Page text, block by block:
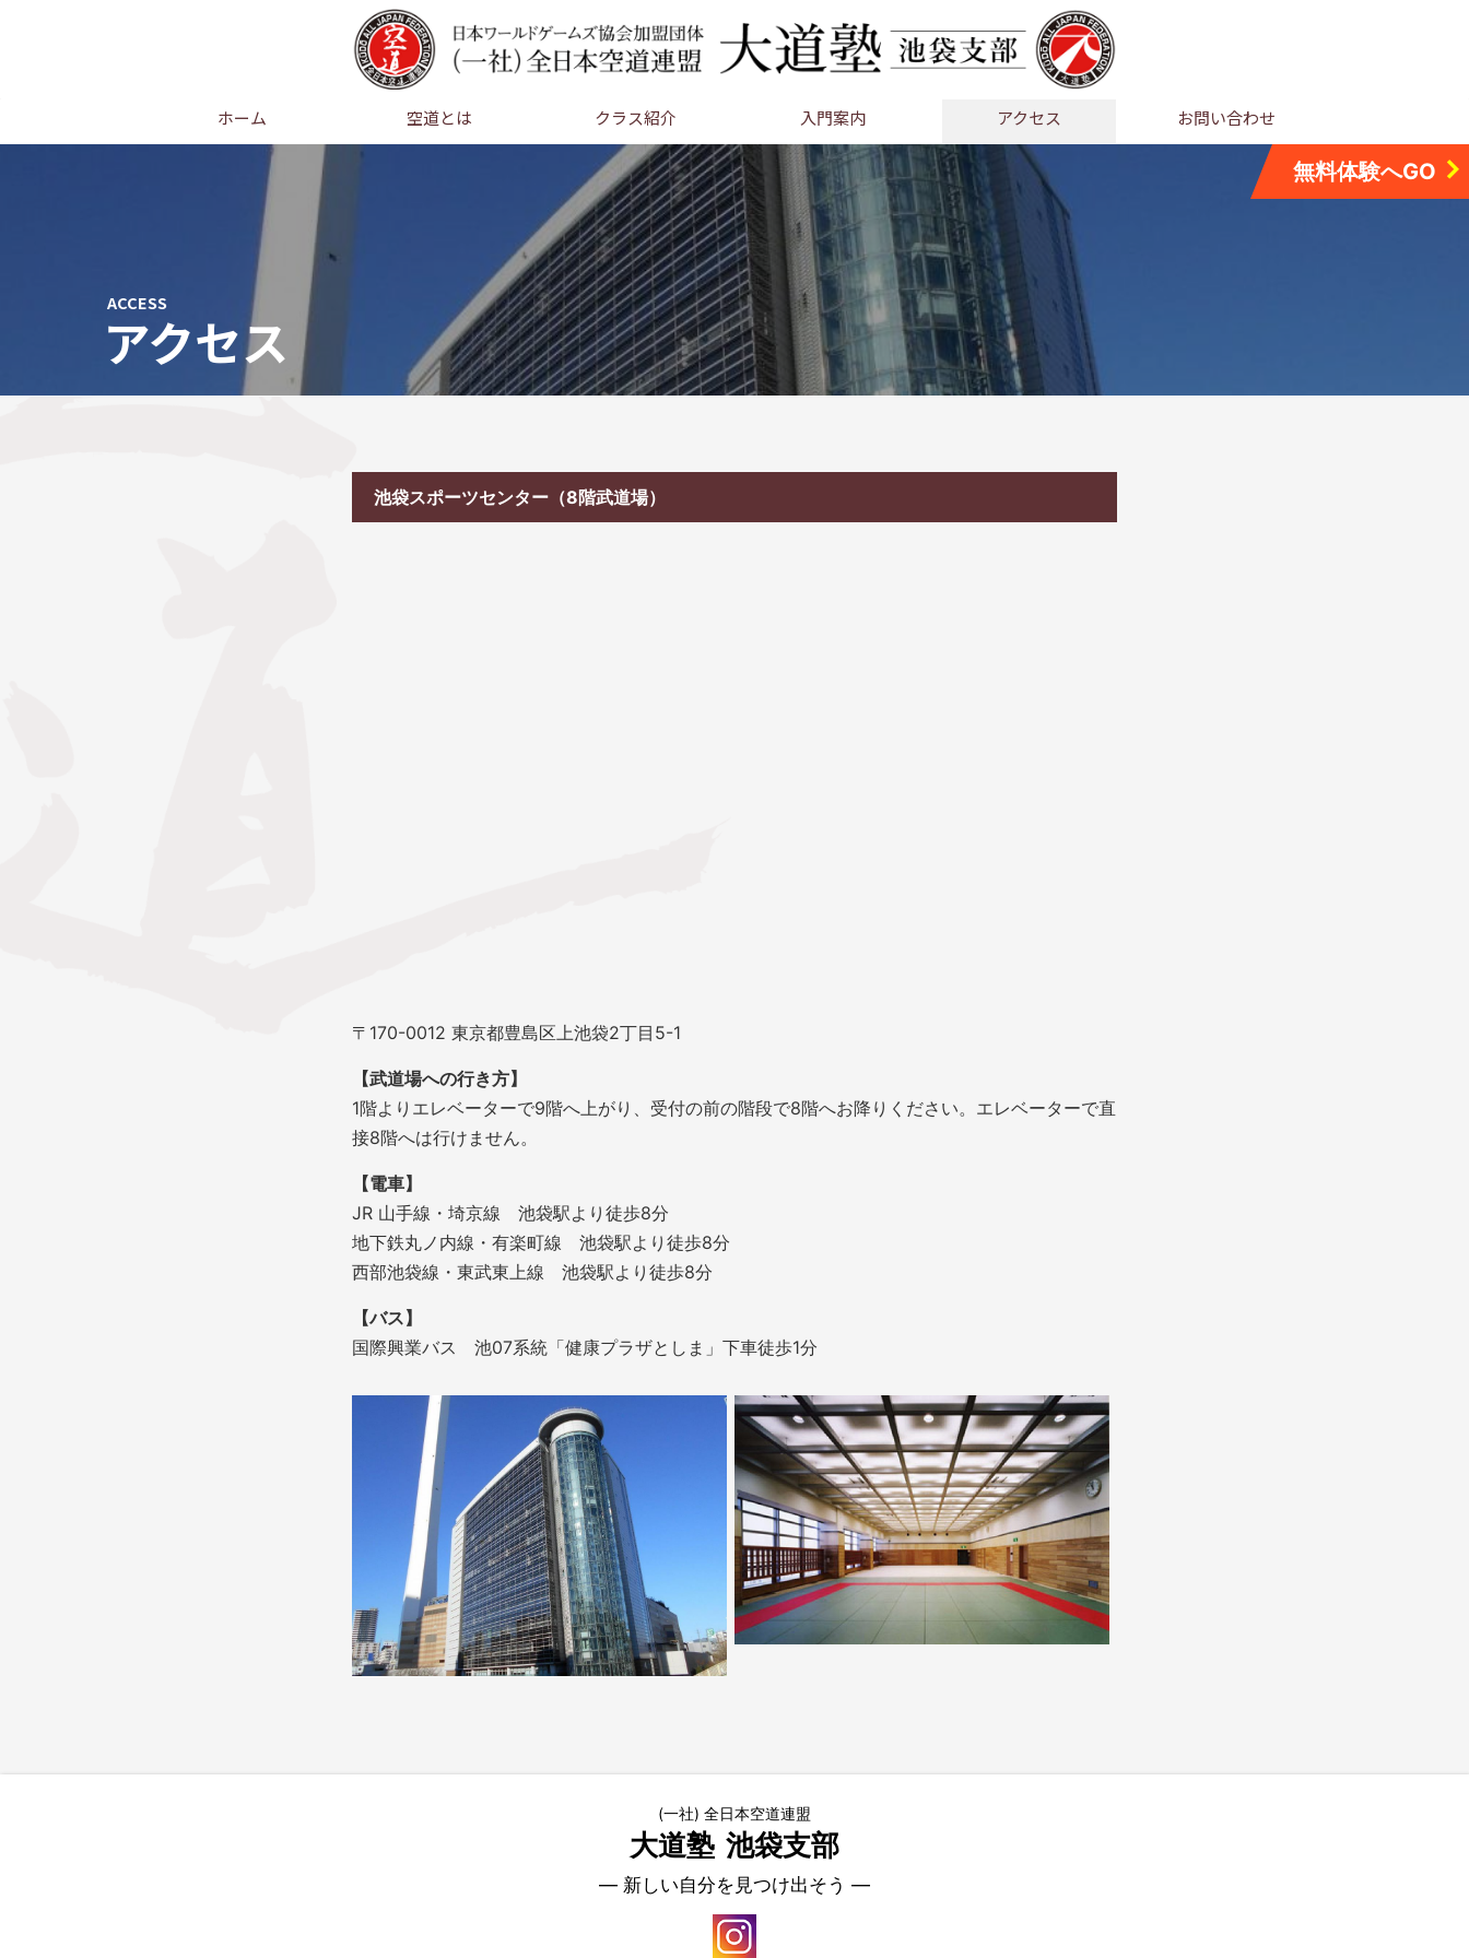
ホーム 空道とは クラス紹介 入門案内 アクセス お問い合わせ
無料体験へGO
ACCESS
アクセス
池袋スポーツセンター（8階武道場）
〒170-0012 東京都豊島区上池袋2丁目5-1
【武道場への行き方】
1階よりエレベーターで9階へ上がり、受付の前の階段で8階へお降りください。エレベーターで直
接8階へは行けません。
【電車】
JR 山手線・埼京線 池袋駅より徒歩8分
地下鉄丸ノ内線・有楽町線 池袋駅より徒歩8分
西部池袋線・東武東上線 池袋駅より徒歩8分
【バス】
国際興業バス 池07系統「健康プラザとしま」下車徒歩1分
(一社) 全日本空道連盟
大道塾 池袋支部
― 新しい自分を見つけ出そう ―